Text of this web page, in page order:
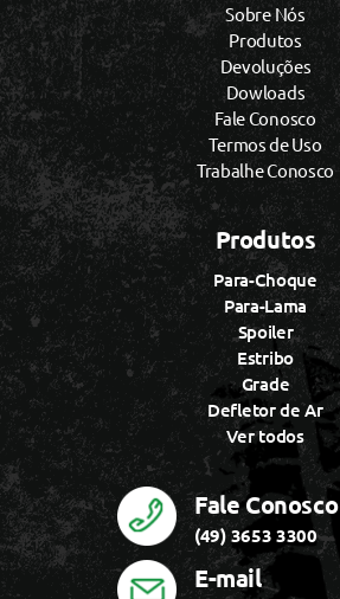
Sobre Nós
Produtos
Devoluções
Dowloads
Fale Conosco
Termos de Uso
Trabalhe Conosco
Produtos
Para-Choque
Para-Lama
Spoiler
Estribo
Grade
Defletor de Ar
Ver todos
Fale Conosco
(49) 3653 3300
E-mail